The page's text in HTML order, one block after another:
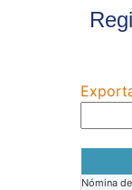
Nómina